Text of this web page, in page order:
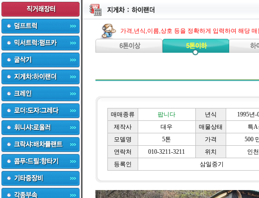
가격,년식,이름,상호 등을 정확하게 입력하여 해당
매매종류 팝니다 년식
1995년-
제작사
대우 매물상태
특A
모델명
5톤 가격
500
연락처
010-3211-3211 위치
인천
등록인
삼일중기